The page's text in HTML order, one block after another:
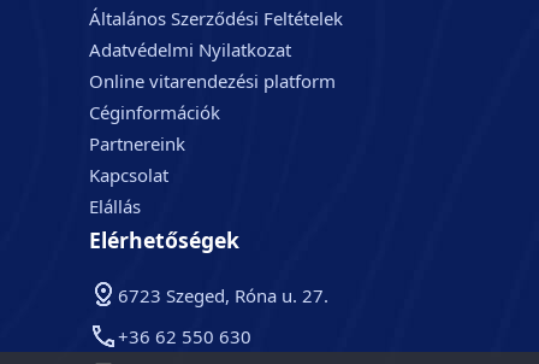
Általános Szerződési Feltételek
Adatvédelmi Nyilatkozat
Online vitarendezési platform
Céginformációk
Partnereink
Kapcsolat
Elállás
Elérhetőségek
6723 Szeged, Róna u. 27.
+36 62 550 630